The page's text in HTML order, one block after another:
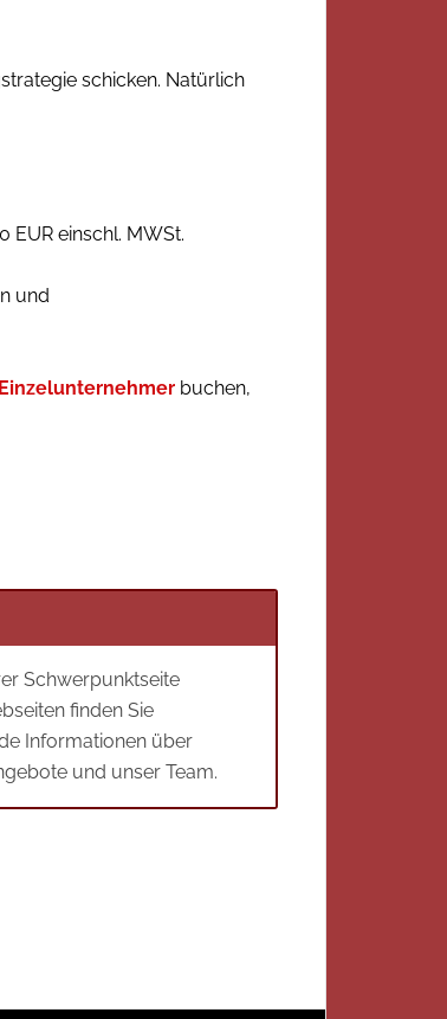
schicken. Natürlich
EUR einschl. MWSt.
und
buchen,
Schwerpunktseite
finden Sie
Informationen über
und unser Team.